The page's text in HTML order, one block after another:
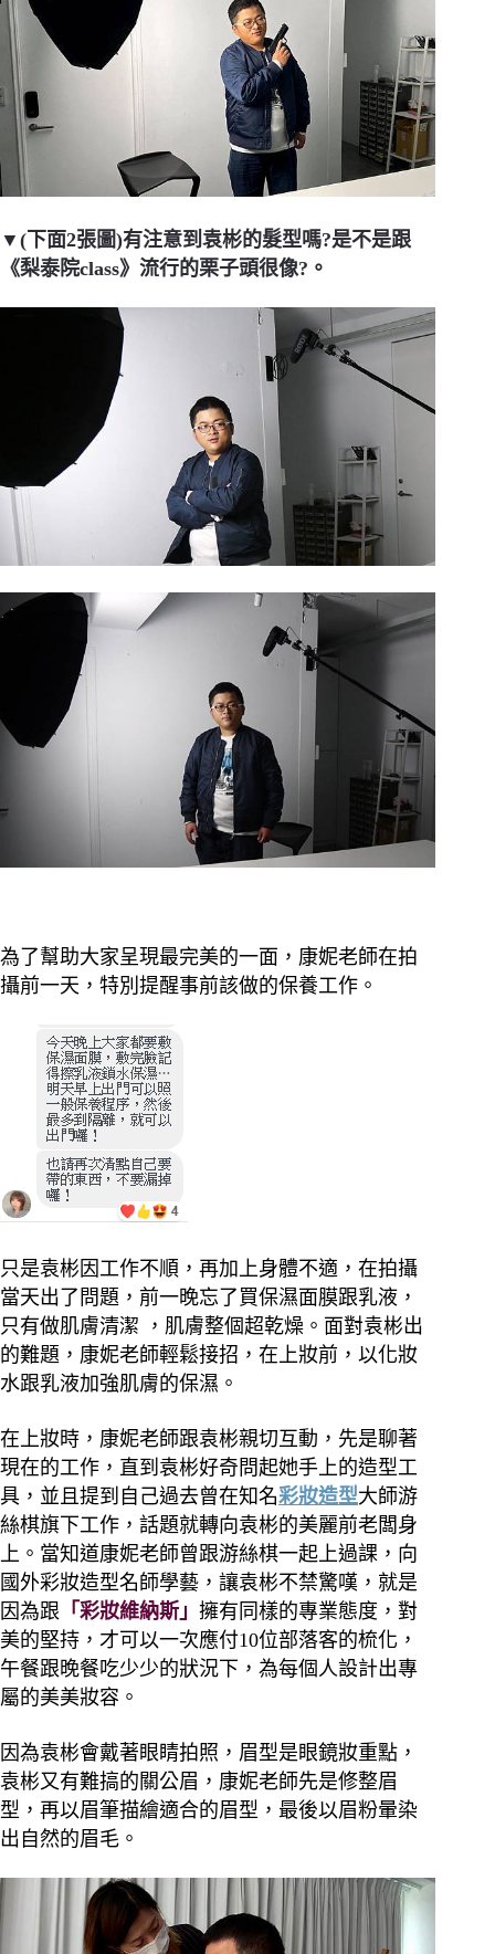
▼(下面2張圖)有注意到袁彬的髮型嗎?是不是跟
《梨泰院class》流行的栗子頭很像?。
為了幫助大家呈現最完美的一面，康妮老師在拍
攝前一天，特別提醒事前該做的保養工作。
只是袁彬因工作不順，再加上身體不適，在拍攝
當天出了問題，前一晚忘了買保濕面膜跟乳液，
只有做肌膚清潔 ，肌膚整個超乾燥。面對袁彬出
的難題，康妮老師輕鬆接招，在上妝前，以化妝
水跟乳液加強肌膚的保濕。
在上妝時，康妮老師跟袁彬親切互動，先是聊著
現在的工作，直到袁彬好奇問起她手上的造型工
具，並且提到自己過去曾在知名彩妝造型大師游
絲棋旗下工作，話題就轉向袁彬的美麗前老闆身
上。 當知道康妮老師曾跟游絲棋一起上過課，向
國外彩妝造型名師學藝，讓袁彬不禁驚嘆，就是
因為跟 「彩妝維納斯」 擁有同樣的專業態度，對
美的堅持，才可以一次應付10位部落客的梳化，
午餐跟晚餐吃少少的狀況下，為每個人設計出專
屬的美美妝容。
因為袁彬會戴著眼睛拍照，眉型是眼鏡妝重點，
袁彬又有難搞的關公眉，康妮老師先是修整眉
型，再以眉筆描繪適合的眉型，最後以眉粉暈染
出自然的眉毛。